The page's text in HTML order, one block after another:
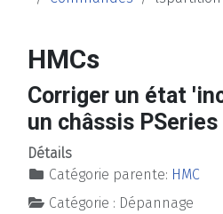
HMCs
Corriger un état
un châssis PSeries
Détails
Catégorie parente: HMC
Catégorie : Dépannage